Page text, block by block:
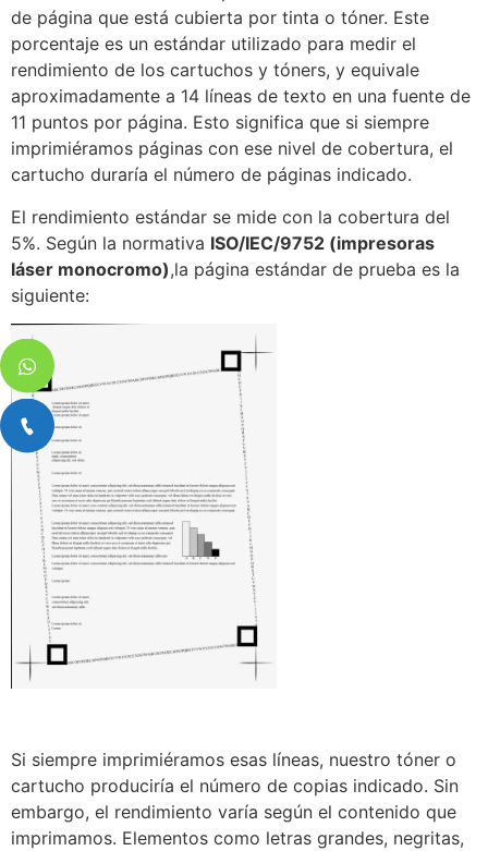
de página que está cubierta por tinta o tóner. Este
porcentaje es un estándar utilizado para medir el
rendimiento de los cartuchos y tóners, y equivale
aproximadamente a 14 líneas de texto en una fuente de
11 puntos por página. Esto significa que si siempre
imprimiéramos páginas con ese nivel de cobertura, el
cartucho duraría el número de páginas indicado.
El rendimiento estándar se mide con la cobertura del
5%. Según la normativa ISO/IEC/9752 (impresoras
láser monocromo),la página estándar de prueba es la
siguiente:
Si siempre imprimiéramos esas líneas, nuestro tóner o
cartucho produciría el número de copias indicado. Sin
embargo, el rendimiento varía según el contenido que
imprimamos. Elementos como letras grandes, negritas,